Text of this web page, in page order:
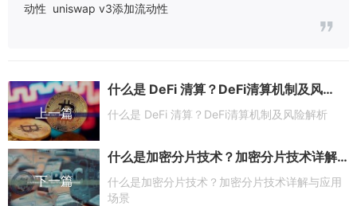
动性 uniswap v3添加流动性
上一篇
什么是 DeFi 清算？DeFi清算机制及风险解析
什么是 DeFi 清算？DeFi清算机制及风险解析
下一篇
什么是加密分片技术？加密分片技术详解与应用场景
什么是加密分片技术？加密分片技术详解与应用
场景